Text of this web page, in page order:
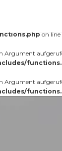
on line